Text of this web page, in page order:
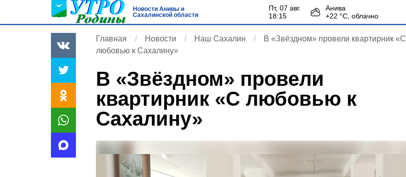
Новости Анивы и
Сахалинской области
пт, 07 авг.
18:15
Анива
+22 °С, облачно
Главная Новости Наш Сахалин
В «Звёздном» провели квартирник «С
любовью к Сахалину»
В «Звёздном» провели
квартирник «С любовью к
Сахалину»